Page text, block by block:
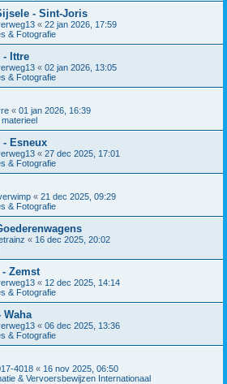
- Sint-Joris
« 22 jan 2026, 17:59
& Fotografie
- Ittre
« 02 jan 2026, 13:05
& Fotografie
« 01 jan 2026, 16:39
- Esneux
« 27 dec 2025, 17:01
& Fotografie
« 21 dec 2025, 09:29
& Fotografie
« 16 dec 2025, 20:02
- Zemst
« 12 dec 2025, 14:14
& Fotografie
Waha
« 06 dec 2025, 13:36
& Fotografie
4018 « 16 nov 2025, 06:50
& Vervoersbewijzen Internationaal